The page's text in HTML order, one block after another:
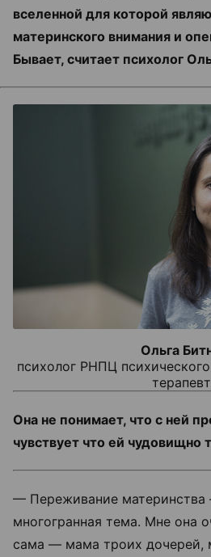
вселенной для которой
материнского внимания и
Бывает, считает психолог
Ольга
психолог РНПЦ
терапевт
Она не понимает, что с ней
чувствует что ей чудовищно
— Переживание
многогранная тема. Мне она
сама — мама троих дочерей,